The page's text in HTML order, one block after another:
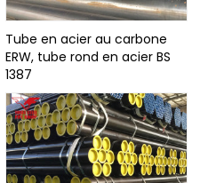
Tube en acier au carbone
ERW, tube rond en acier BS
1387